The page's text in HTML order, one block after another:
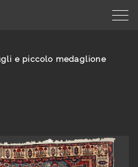
e piccolo medaglione